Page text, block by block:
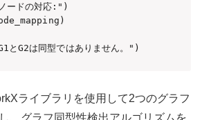
ドの対応:")
G2は同型ではありません。")
ライブラリを使用して2つのグラフ
、グラフ同型性検出アルゴリズムを